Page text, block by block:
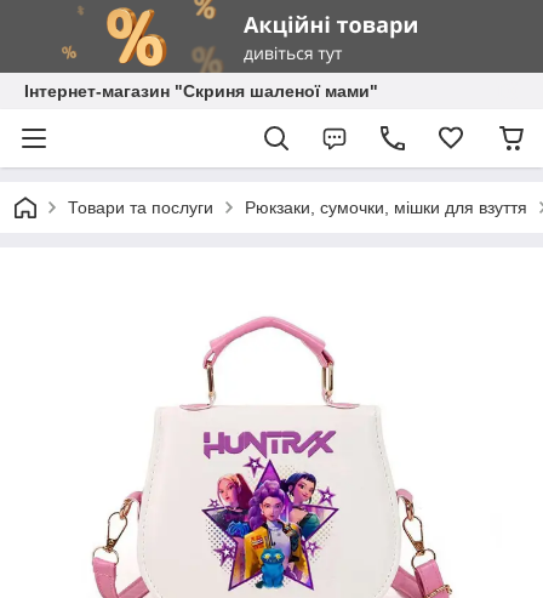
Інтернет-магазин "Скриня шаленої мами"
Товари та послуги Рюкзаки, сумочки, мішки для взуття